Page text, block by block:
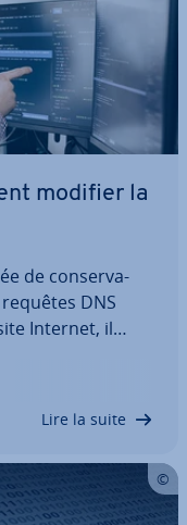
modifier la
de con­ser­va­
DNS
Internet, il
meil­leures
Lire la suite